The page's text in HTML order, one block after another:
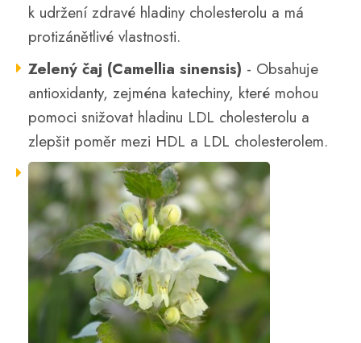
k udržení zdravé hladiny cholesterolu a má
protizánětlivé vlastnosti.
Zelený čaj (Camellia sinensis) - Obsahuje
antioxidanty, zejména katechiny, které mohou
pomoci snižovat hladinu LDL cholesterolu a
zlepšit poměr mezi HDL a LDL cholesterolem.